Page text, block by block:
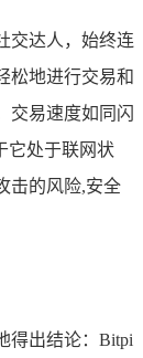
交达人，始终连
松地进行交易和
交易速度如同闪
它处于联网状
击的风险,安全
得出结论：Bitpi